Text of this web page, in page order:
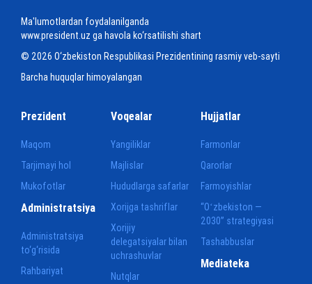
Ma'lumotlardan foydalanilganda
www.president.uz ga havola ko‘rsatilishi shart
© 2026 O‘zbekiston Respublikasi Prezidentining rasmiy veb-sayti
Barcha huquqlar himoyalangan
Prezident
Maqom
Tarjimayi hol
Mukofotlar
Voqealar
Yangiliklar
Majlislar
Hududlarga safarlar
Xorijga tashriflar
Xorijiy
delegatsiyalar bilan
uchrashuvlar
Nutqlar
Hujjatlar
Farmonlar
Qarorlar
Farmoyishlar
“Oʻzbekiston —
2030” strategiyasi
Tashabbuslar
Administratsiya
Administratsiya
to‘g‘risida
Rahbariyat
Mediateka